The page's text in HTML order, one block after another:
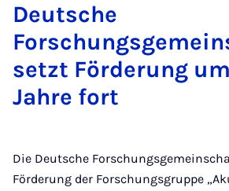
Deutsche
setzt Förderung
Jahre fort
Die Deutsche
Förderung der Forschungsgruppe